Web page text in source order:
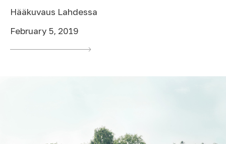
Hääkuvaus Lahdessa
February 5, 2019